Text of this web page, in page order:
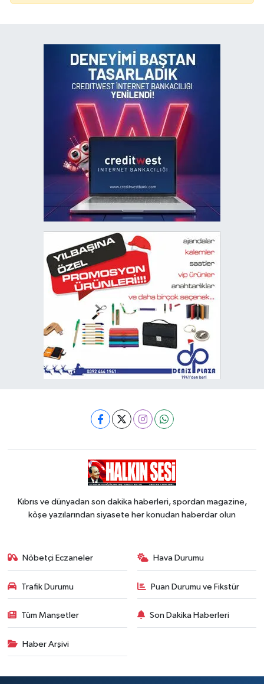
Kıbrıs ve dünyadan son dakika haberleri, spordan magazine,
köşe yazılarından siyasete her konudan haberdar olun
Nöbetçi Eczaneler Hava Durumu
Trafik Durumu Puan Durumu ve Fikstür
Tüm Manşetler Son Dakika Haberleri
Haber Arşivi